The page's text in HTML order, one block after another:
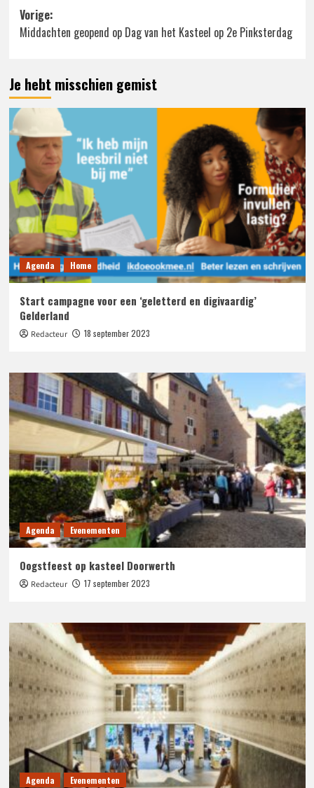
Bericht
navigatie
Vorige:
Middachten geopend op Dag van het Kasteel op 2e Pinksterdag
Je hebt misschien gemist
Agenda Home
Start campagne voor een ‘geletterd en digivaardig’
Gelderland
Redacteur 18 september 2023
Agenda Evenementen
Oogstfeest op kasteel Doorwerth
Redacteur 17 september 2023
Agenda Evenementen